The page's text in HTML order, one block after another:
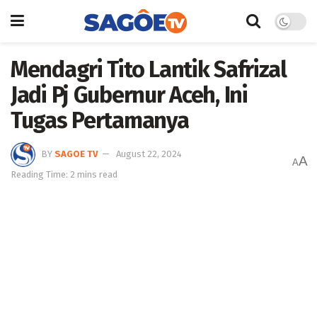
Mendagri Tito Lantik Safrizal
Jadi Pj Gubernur Aceh, Ini
Tugas Pertamanya
BY SAGOE TV
August 22, 2024
Reading Time: 2 mins read
AA